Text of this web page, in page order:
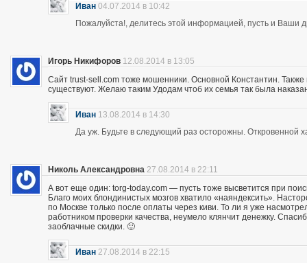
Иван 04.07.2014 в 10:42
Пожалуйста!, делитесь этой информацией, пусть и Ваши
Игорь Никифоров 12.08.2014 в 13:05
Сайт trust-sell.com тоже мошенники. Основной Константин.
существуют. Желаю таким Удодам чтоб их семья так была
Иван 13.08.2014 в 14:30
Да уж. Будьте в следующий раз осторожны. Откровенной
Николь Александровна 27.08.2014 в 22:11
А вот еще один: torg-today.com — пусть тоже высветится при
Благо моих блондинистых мозгов хватило «наяндексить».
по Москве только после оплаты через киви. То ли я уже
работником проверки качества, неумело клянчит денежку.
заоблачные скидки. 🙂
Иван 27.08.2014 в 22:15